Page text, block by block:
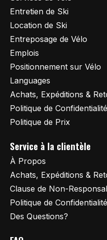
Entretien de Ski
Location de Ski
Entreposage de Vélo
Emplois
Positionnement sur Vélo
Languages
Achats, Expéditions &
Politique de Confidentialité
Politique de Prix
Service à la clientèle
À Propos
Achats, Expéditions &
Clause de Non-
Politique de Confidentialité
Des Questions?